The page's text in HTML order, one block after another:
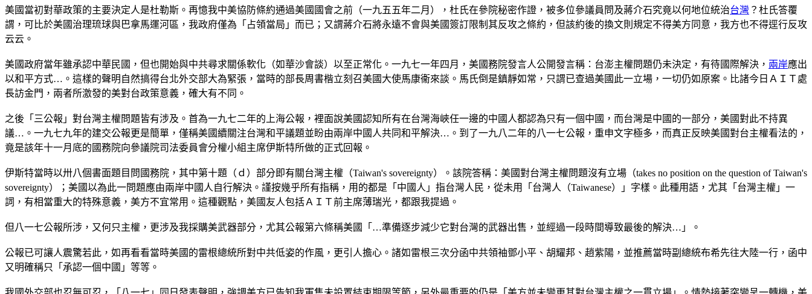
美國當初對華政策的主要決定人是杜勒斯。再憶我中美協防條約通過美國國會之前（一九五五年二月），杜氏在參院秘密作證，被多位參議員問及蔣介石究竟以何地位統治台灣 ？杜氏答覆
謂，可比於美國治理琉球與巴拿馬運河區，我政府僅為「占領當局」而已；又謂蔣介石將永遠不會與美國簽訂限制其反攻之條約，但該約後的換文則規定不得美方同意，我方也不得逕行反攻
云云。
美國政府當年雖承認中華民國，但也開始與中共尋求關係軟化（如華沙會談）以至正常化。一九七一年四月，美國務院發言人公開發言稱：台澎主權問題仍未決定，有待國際解決， 兩岸應出
以和平方式…。這樣的聲明自然搞得台北外交部大為緊張，當時的部長周書楷立刻召美國大使馬康衞來談。馬氏倒是鎮靜如常，只謂已查過美國此一立場，一切仍如原案。比諸今日ＡＩＴ處
長訪金門，兩者所激發的美對台政策意義，確大有不同。
之後「三公報」對台灣主權問題皆有涉及。首為一九七二年的上海公報，裡面說美國認知所有在台灣海峽任一邊的中國人都認為只有一個中國，而台灣是中國的一部分，美國對此不持異
議…。一九七九年的建交公報更是簡單，僅稱美國續關注台灣和平議題並盼由兩岸中國人共同和平解決…。到了一九八二年的八一七公報，重申文字極多，而真正反映美國對台主權看法的，
竟是該年十一月底的國務院向參議院司法委員會分權小組主席伊斯特所做的正式回報。
伊斯特當時以卅八個書面題目問國務院，其中第十題（ｄ）部分即有關台灣主權（Taiwan's sovereignty）。該院答稱：美國對台灣主權問題沒有立場（takes no position on the question of Taiwan's
sovereignty）；美國以為此一問題應由兩岸中國人自行解決。謹按幾乎所有指稱，用的都是「中國人」指台灣人民，從未用「台灣人（Taiwanese）」字樣。此種用語，尤其「台灣主權」一
詞，有相當重大的特殊意義，美方不宜常用。這種觀點，美國友人包括ＡＩＴ前主席薄瑞光，都跟我提過。
但八一七公報所涉，又何只主權，更涉及我採購美武器部分，尤其公報第六條稱美國「…準備逐步減少它對台灣的武器出售，並經過一段時間導致最後的解決…」。
公報已可讓人震驚若此，如再看看當時美國的雷根總統所對中共低姿的作風，更引人擔心。諸如雷根三次分函中共領袖鄧小平、胡耀邦、趙紫陽，並推薦當時副總統布希先往大陸一行，函中
又明確稱只「承認一個中國」等等。